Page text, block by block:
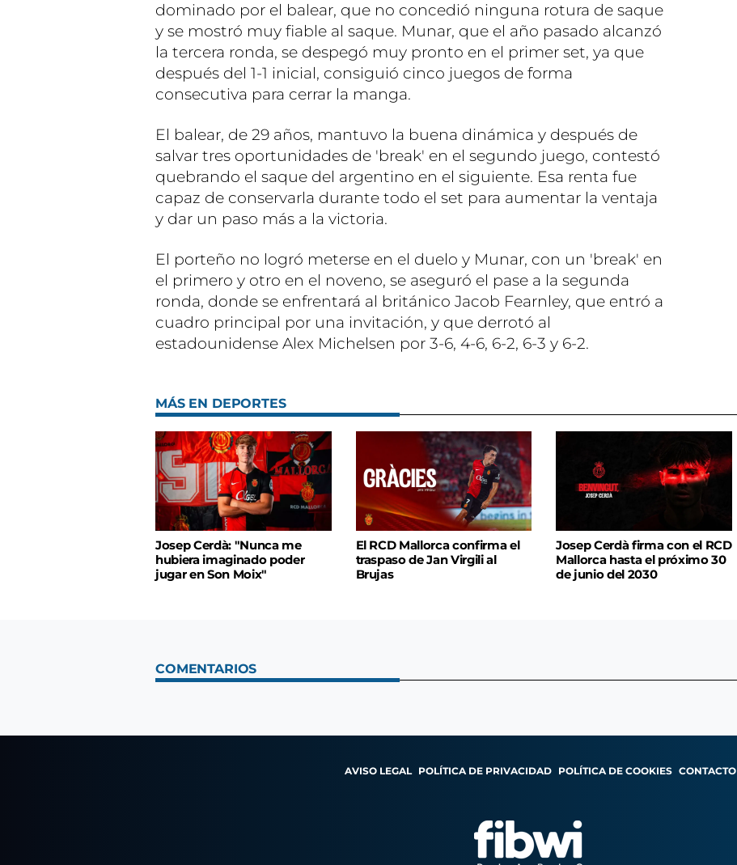
dominado por el balear, que no concedió ninguna rotura de saque
y se mostró muy fiable al saque. Munar, que el año pasado alcanzó
la tercera ronda, se despegó muy pronto en el primer set, ya que
después del 1-1 inicial, consiguió cinco juegos de forma
consecutiva para cerrar la manga.
El balear, de 29 años, mantuvo la buena dinámica y después de
salvar tres oportunidades de 'break' en el segundo juego, contestó
quebrando el saque del argentino en el siguiente. Esa renta fue
capaz de conservarla durante todo el set para aumentar la ventaja
y dar un paso más a la victoria.
El porteño no logró meterse en el duelo y Munar, con un 'break' en
el primero y otro en el noveno, se aseguró el pase a la segunda
ronda, donde se enfrentará al británico Jacob Fearnley, que entró a
cuadro principal por una invitación, y que derrotó al
estadounidense Alex Michelsen por 3-6, 4-6, 6-2, 6-3 y 6-2.
MÁS EN DEPORTES
Josep Cerdà: "Nunca me
hubiera imaginado poder
jugar en Son Moix"
El RCD Mallorca confirma el
traspaso de Jan Virgili al
Brujas
Josep Cerdà firma con el RCD
Mallorca hasta el próximo 30
de junio del 2030
COMENTARIOS
AVISO LEGAL POLÍTICA DE PRIVACIDAD POLÍTICA DE COOKIES CONTACTO